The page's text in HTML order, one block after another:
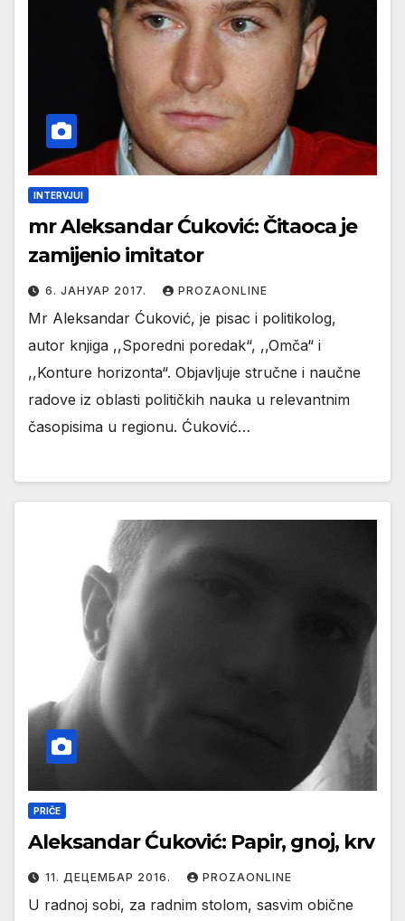
INTERVJUI
mr Aleksandar Ćuković: Čitaoca je
zamijenio imitator
6. ЈАНУАР 2017. PROZAONLINE
Mr Aleksandar Ćuković, je pisac i politikolog,
autor knjiga ,,Sporedni poredak“, ,,Omča“ i
,,Konture horizonta“. Objavljuje stručne i naučne
radove iz oblasti političkih nauka u relevantnim
časopisima u regionu. Ćuković…
PRIČE
Aleksandar Ćuković: Papir, gnoj, krv
11. ДЕЦЕМБАР 2016. PROZAONLINE
U radnoj sobi, za radnim stolom, sasvim obične